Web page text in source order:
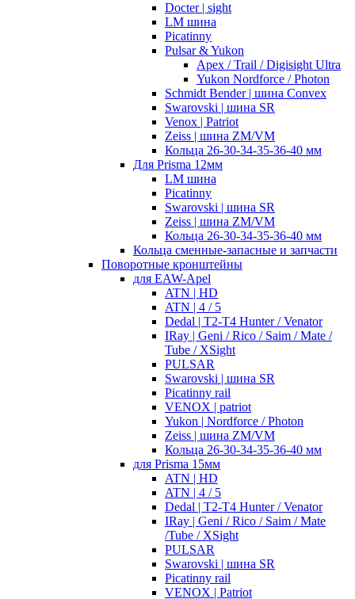
Docter | sight
LM шина
Picatinny
Pulsar & Yukon
Apex / Trail / Digisight Ultra
Yukon Nordforce / Photon
Schmidt Bender | шина Convex
Swarovski | шина SR
Venox | Patriot
Zeiss | шина ZM/VM
Кольца 26-30-34-35-36-40 мм
Для Prisma 12мм
LM шина
Picatinny
Swarovski | шина SR
Zeiss | шина ZM/VM
Кольца 26-30-34-35-36-40 мм
Кольца сменные-запасные и запчасти
Поворотные кронштейны
для EAW-Apel
ATN | HD
ATN | 4 / 5
Dedal | T2-T4 Hunter / Venator
IRay | Geni / Rico / Saim / Mate /
Tube / XSight
PULSAR
Swarovski | шина SR
Picatinny rail
VENOX | patriot
Yukon | Nordforce / Photon
Zeiss | шина ZM/VM
Кольца 26-30-34-35-36-40 мм
для Prisma 15мм
ATN | HD
ATN | 4 / 5
Dedal | T2-T4 Hunter / Venator
IRay | Geni / Rico / Saim / Mate
/Tube / XSight
PULSAR
Swarovski | шина SR
Picatinny rail
VENOX | Patriot